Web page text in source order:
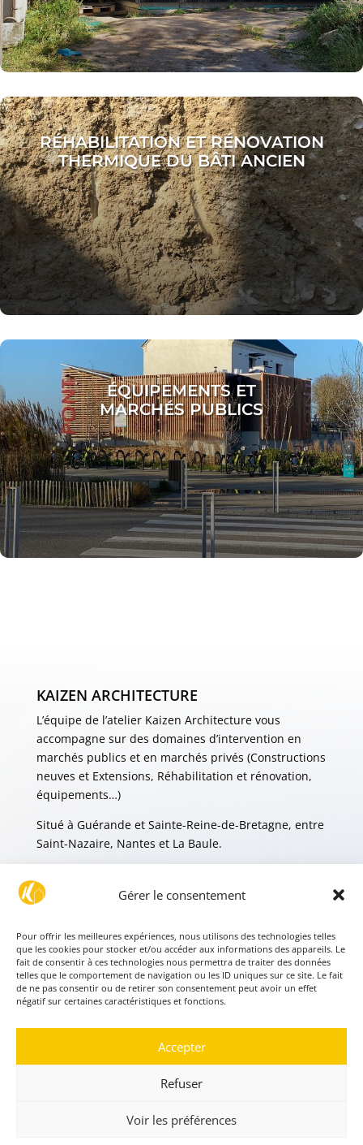
Gérer le consentement
Pour offrir les meilleures expériences, nous utilisons des technologies telles
que les cookies pour stocker et/ou accéder aux informations des appareils. Le
fait de consentir à ces technologies nous permettra de traiter des données
telles que le comportement de navigation ou les ID uniques sur ce site. Le fait
de ne pas consentir ou de retirer son consentement peut avoir un effet
négatif sur certaines caractéristiques et fonctions.
Accepter
Refuser
Voir les préférences
RÉHABILITATION ET RÉNOVATION
THERMIQUE DU BÂTI ANCIEN
ÉQUIPEMENTS ET
MARCHÉS PUBLICS
KAIZEN ARCHITECTURE
L’équipe de l’atelier Kaizen Architecture vous
accompagne sur des domaines d’intervention en
marchés publics et en marchés privés (Constructions
neuves et Extensions, Réhabilitation et rénovation,
équipements…)
Situé à Guérande et Sainte-Reine-de-Bretagne, entre
Saint-Nazaire, Nantes et La Baule.
POLITIQUE DE CONFIDENTIALITÉ